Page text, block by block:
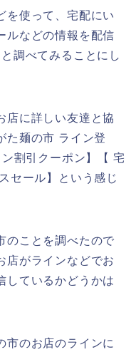
を使って、宅配にい
ルなどの情報を配信
調べてみることにし
店に詳しい友達と協
た麺の市 ライン登
割引クーポン】【 宅
セール】という感じ
のことを調べたので
店がラインなどでお
しているかどうかは
市のお店のラインに